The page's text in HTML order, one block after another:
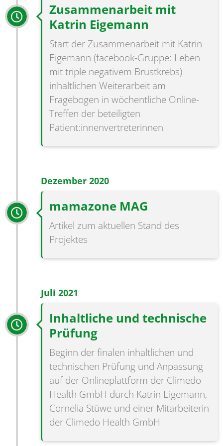
Zusammenarbeit mit
Katrin Eigemann
Start der Zusammenarbeit mit Katrin
Eigemann (facebook-Gruppe: Leben
mit triple negativem Brustkrebs)
inhaltlichen Weiterarbeit am
Fragebogen in wöchentliche Online-
Treffen der beteiligten
Patient:innenvertreterinnen
Dezember 2020
mamazone MAG
Artikel zum aktuellen Stand des
Projektes
Juli 2021
Inhaltliche und technische
Prüfung
Beginn der finalen inhaltlichen und
technischen Prüfung und Anpassung
auf der Onlineplattform der Climedo
Health GmbH durch Katrin Eigemann,
Cornelia Stüwe und einer Mitarbeiterin
der Climedo Health GmbH